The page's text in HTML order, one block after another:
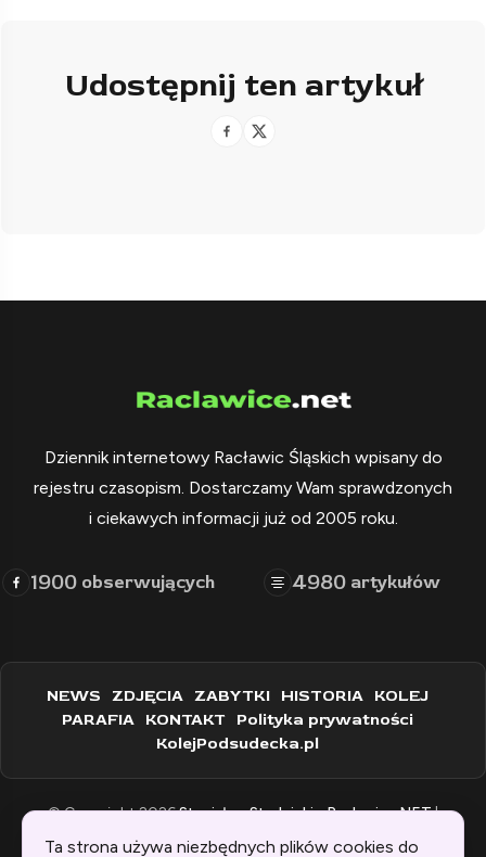
Udostępnij ten artykuł
Dziennik internetowy Racławic Śląskich wpisany do
rejestru czasopism. Dostarczamy Wam sprawdzonych
i ciekawych informacji już od 2005 roku.
1900 obserwujących 4980 artykułów
NEWS ZDJĘCIA ZABYTKI HISTORIA KOLEJ
PARAFIA KONTAKT Polityka prywatności
KolejPodsudecka.pl
© Copyright 2026Stanisław Stadnicki - Raclawice.NET|
Ta strona używa niezbędnych plików cookies do